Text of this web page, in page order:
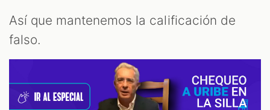
Así que mantenemos la calificación de
falso.